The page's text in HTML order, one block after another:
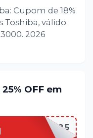
Cupom de 18%
válido
2026
OFF em
SUMMER25